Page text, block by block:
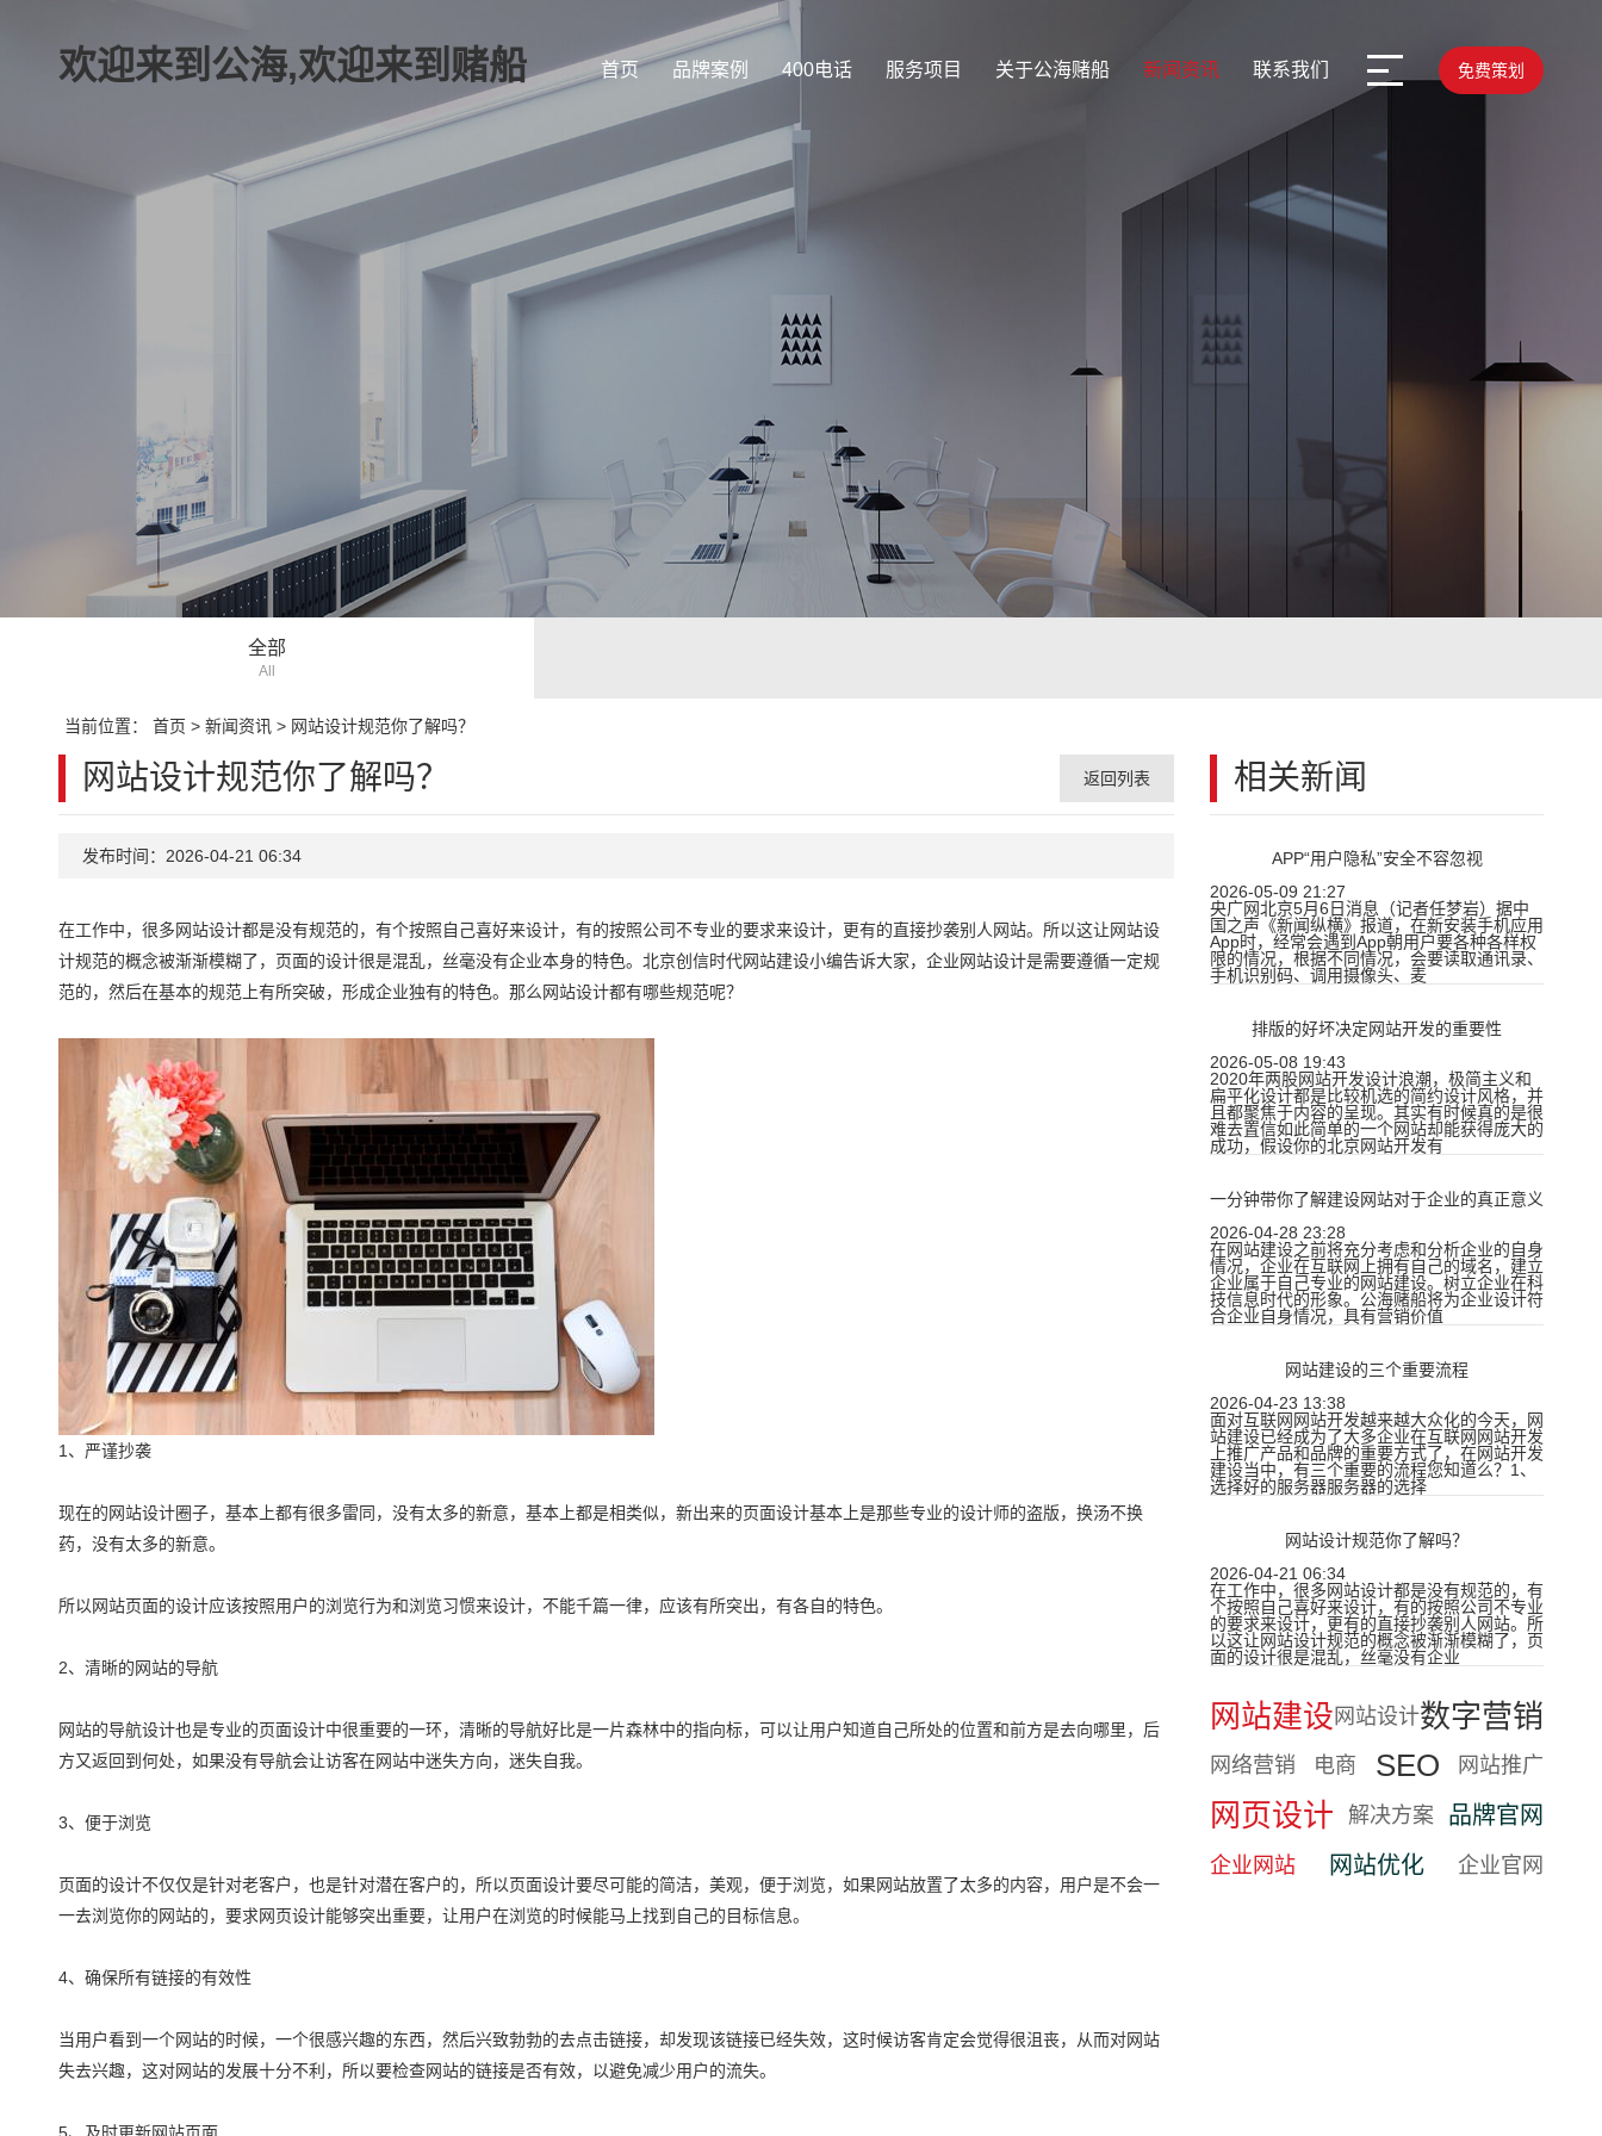
欢迎来到公海,欢迎来到赌船 首页 品牌案例 400电话 服务项目 关于公海赌船 新闻资讯 联系我们 免费策划
全部
All
当前位置： 首页 > 新闻资讯> 网站设计规范你了解吗？
相关新闻
APP“用户隐私”安全不容忽视
2026-05-09 21:27
央广网北京5月6日消息（记者任梦岩）据中
国之声《新闻纵横》报道，在新安装手机应用
App时，经常会遇到App朝用户要各种各样权
限的情况，根据不同情况，会要读取通讯录、
手机识别码、调用摄像头、麦
排版的好坏决定网站开发的重要性
2026-05-08 19:43
2020年两股网站开发设计浪潮，极简主义和
扁平化设计都是比较机选的简约设计风格，并
且都聚焦于内容的呈现。其实有时候真的是很
难去置信如此简单的一个网站却能获得庞大的
成功，假设你的北京网站开发有
一分钟带你了解建设网站对于企业的真正意义
2026-04-28 23:28
在网站建设之前将充分考虑和分析企业的自身
情况，企业在互联网上拥有自己的域名，建立
企业属于自己专业的网站建设。树立企业在科
技信息时代的形象。公海赌船将为企业设计符
合企业自身情况，具有营销价值
网站建设的三个重要流程
2026-04-23 13:38
面对互联网网站开发越来越大众化的今天，网
站建设已经成为了大多企业在互联网网站开发
上推广产品和品牌的重要方式了，在网站开发
建设当中，有三个重要的流程您知道么？1、
选择好的服务器服务器的选择
网站设计规范你了解吗？
2026-04-21 06:34
在工作中，很多网站设计都是没有规范的，有
个按照自己喜好来设计，有的按照公司不专业
的要求来设计，更有的直接抄袭别人网站。所
以这让网站设计规范的概念被渐渐模糊了，页
面的设计很是混乱，丝毫没有企业
网站建设 网站设计数字营销
网络营销 电商 SEO 网站推广
网页设计 解决方案 品牌官网
企业网站 网站优化 企业官网
网站设计规范你了解吗？ 返回列表
发布时间：2026-04-21 06:34
在工作中，很多网站设计都是没有规范的，有个按照自己喜好来设计，有的按照公司不专业的要求来设计，更有的直接抄袭别人网站。所以这让网站设
计规范的概念被渐渐模糊了，页面的设计很是混乱，丝毫没有企业本身的特色。北京创信时代网站建设小编告诉大家，企业网站设计是需要遵循一定规
范的，然后在基本的规范上有所突破，形成企业独有的特色。那么网站设计都有哪些规范呢？
1、严谨抄袭
现在的网站设计圈子，基本上都有很多雷同，没有太多的新意，基本上都是相类似，新出来的页面设计基本上是那些专业的设计师的盗版，换汤不换
药，没有太多的新意。
所以网站页面的设计应该按照用户的浏览行为和浏览习惯来设计，不能千篇一律，应该有所突出，有各自的特色。
2、清晰的网站的导航
网站的导航设计也是专业的页面设计中很重要的一环，清晰的导航好比是一片森林中的指向标，可以让用户知道自己所处的位置和前方是去向哪里，后
方又返回到何处，如果没有导航会让访客在网站中迷失方向，迷失自我。
3、便于浏览
页面的设计不仅仅是针对老客户，也是针对潜在客户的，所以页面设计要尽可能的简洁，美观，便于浏览，如果网站放置了太多的内容，用户是不会一
一去浏览你的网站的，要求网页设计能够突出重要，让用户在浏览的时候能马上找到自己的目标信息。
4、确保所有链接的有效性
当用户看到一个网站的时候，一个很感兴趣的东西，然后兴致勃勃的去点击链接，却发现该链接已经失效，这时候访客肯定会觉得很沮丧，从而对网站
失去兴趣，这对网站的发展十分不利，所以要检查网站的链接是否有效，以避免减少用户的流失。